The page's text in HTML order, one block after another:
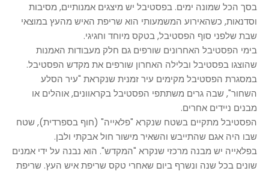
בסך הכל שמונה ימים. בפסטיבל יש מיצגים אמנותיים, מסיבות
וסדנאות, כשהאירוע המשמעותי הוא שריפת האיש מהעץ במוצאי
שבת שלפני סוף הפסטיבל, בטקס מיוחד וחגיגי.
בימי הפסטיבל האחרונים שורפים גם חלק מעבודות האמנות
שהוצגו בפסטיבל ובלילה האחרון שורפים את מקדש הפסטיבל.
במסגרת הפסטיבל מקימים עיר זמנית שנקראת "עיר הסלע
השחור", שבה גרים משתתפי הפסטיבל בקראוונים, אוהלים או
מבנים ניידים אחרים.
הפסטיבל מתקיים בשטח שנקרא "פלאייה" (חוף בספרדית), שטח
שבו היה אגם שהתייבש והשאיר מישור חול אבקתי ולבן.
בפלאייה יש מבנה מרכזי שנקרא "המקדש". הוא נבנה על ידי אמנים
שונים בכל שנה ונשרף ביום שאחרי טקס שריפת איש העץ. שריפת